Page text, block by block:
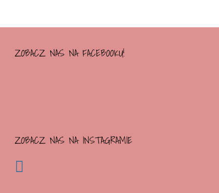
ZOBACZ NAS NA FACEBOOKU!
ZOBACZ NAS NA INSTAGRAMIE